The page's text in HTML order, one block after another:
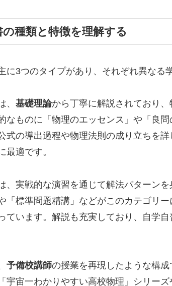
種類と特徴を理解する
に3つのタイプがあり、それぞれ異なる
、 基礎理論から丁寧に解説されており
なものに「物理のエッセンス」や「良
式の導出過程や物理法則の成り立ちを
最適です。
、実戦的な演習を通じて解法パターン
「標準問題精講」などがこのカテゴリ
ています。解説も充実しており、自学
予備校講師の授業を再現したような構
宇宙一わかりやすい高校物理」シリー